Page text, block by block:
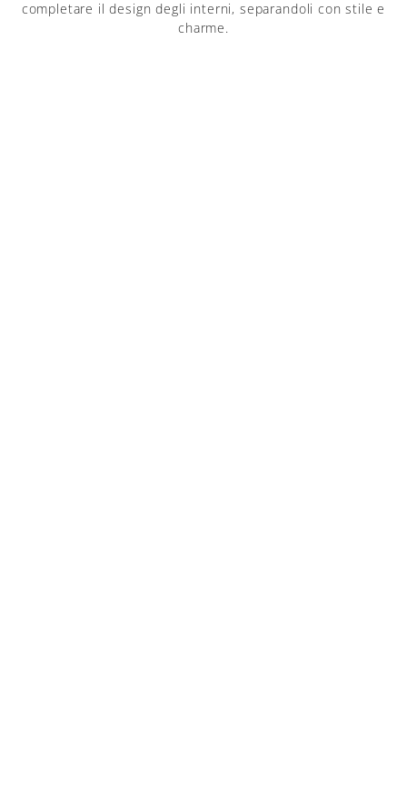
completare il design degli interni, separandoli con stile e
charme.